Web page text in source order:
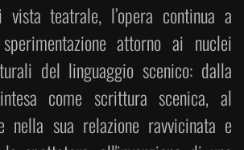
teatrale, l’opera continua a
attorno ai nuclei
del linguaggio scenico: dalla
come scrittura scenica, al
nella sua relazione ravvicinata e